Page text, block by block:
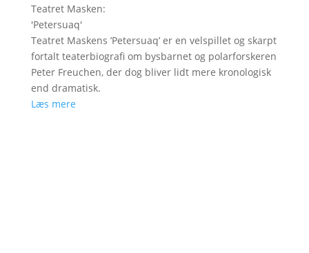
Teatret Masken:
'Petersuaq'
Teatret Maskens ’Petersuaq’ er en velspillet og skarpt
fortalt teaterbiografi om bysbarnet og polarforskeren
Peter Freuchen, der dog bliver lidt mere kronologisk
end dramatisk.
Læs mere